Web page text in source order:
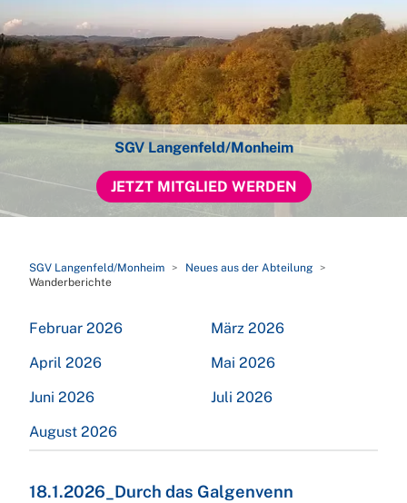
SGV Langenfeld/Monheim
JETZT MITGLIED WERDEN
SGV Langenfeld/Monheim
Neues aus der Abteilung
Wanderberichte
Februar 2026
März 2026
April 2026
Mai 2026
Juni 2026
Juli 2026
August 2026
18.1.2026_Durch das Galgenvenn